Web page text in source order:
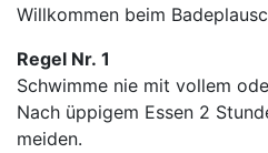
Rubriken
Willkommen beim
Regel Nr. 1
Schwimme nie mit vollem
Nach üppigem Essen 2
meiden.